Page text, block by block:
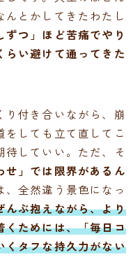
んとかしてきたわたし
ずつ」ほど苦痛でやり
い避けて通ってきた
付き合いながら、崩
しても立て直してこ
していい。ただ、そ
せ」では限界があるん
、全然違う景色になっ
んぶ抱えながら、より
くためには、「毎日コ
くタフな持久力がない